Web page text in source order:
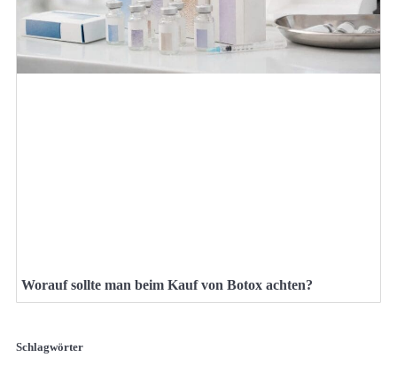
Worauf sollte man beim Kauf von Botox achten?
Schlagwörter